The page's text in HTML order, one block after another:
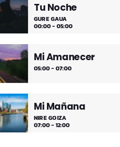
Tu Noche
GURE GAUA
00:00 - 05:00
Mi Amanecer
05:00 - 07:00
Mi Mañana
NIRE GOIZA
07:00 - 12:00